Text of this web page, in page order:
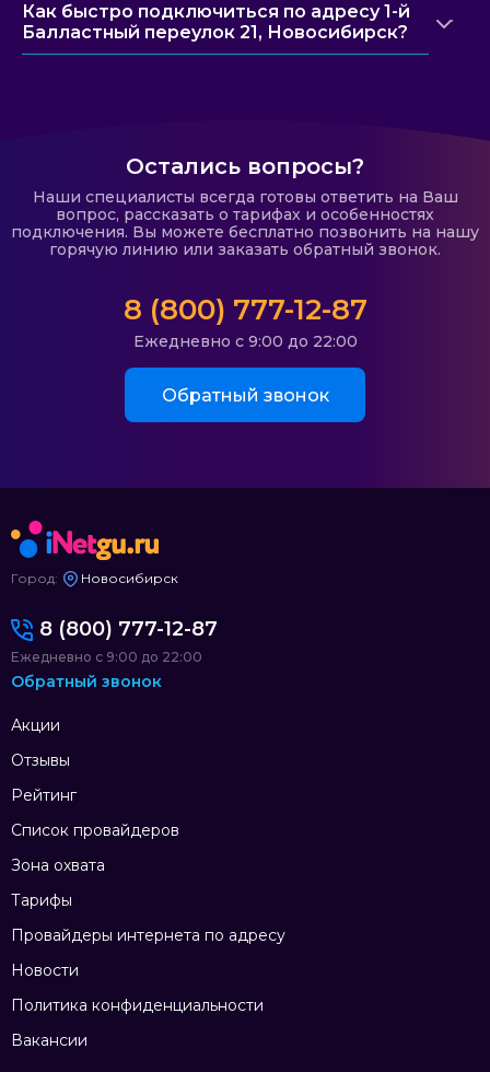
Как быстро подключиться по адресу 1-й
Балластный переулок 21, Новосибирск?
Остались вопросы?
Наши специалисты всегда готовы ответить на Ваш
вопрос, рассказать о тарифах и особенностях
подключения. Вы можете бесплатно позвонить на нашу
горячую линию или заказать обратный звонок.
8 (800) 777-12-87
Ежедневно с 9:00 до 22:00
Обратный звонок
Город: Новосибирск
Акции
Отзывы
Рейтинг
Список провайдеров
Зона охвата
Тарифы
Провайдеры интернета по адресу
Новости
Политика конфиденциальности
Вакансии
8 (800) 777-12-87
Ежедневно с 9:00 до 22:00
Обратный звонок